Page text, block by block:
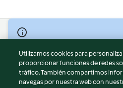
© Copyright 2026
Términos de uso
Política de privacidad
Aviso legal
Utilizamos cookies para
proporcionar funciones de redes
tráfico. También compartimos
navegas por nuestra web con